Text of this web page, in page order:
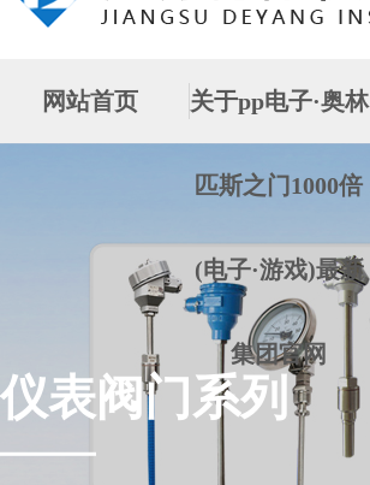
网站首页 关于pp电子·奥林
匹斯之门1000倍
(电子·游戏)最新
集团官网
仪表阀门系列